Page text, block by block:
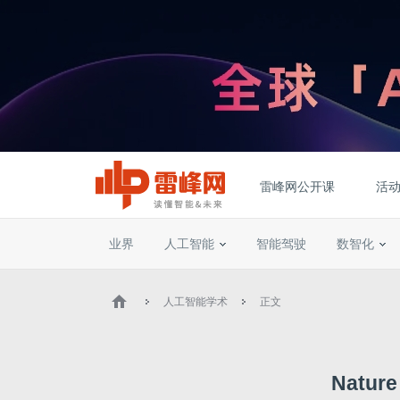
雷峰网公开课 活
业界 人工智能 智能驾驶 数智化
人工智能学术 正文
Nature